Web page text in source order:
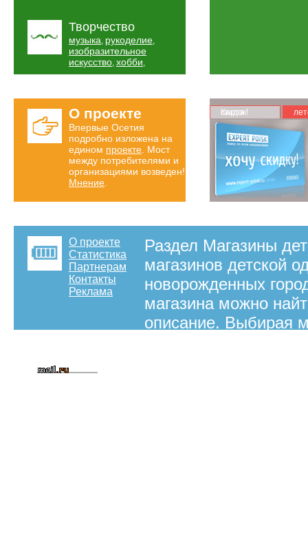
Творчество
музыка, рукоделие,
изобразительное
искусство, хобби,
О проекте
Впервые Осетия
подробно изложена на
едином проекте . Мост
между потребителями и
организациями возведен!
Мнение
Карта скидок!
О проекте
Статистика
Партнерам
Контакты
Реклама
Раздел Магазины
магазинов детской
новорожденных
магазина можно
описание. Выбирая